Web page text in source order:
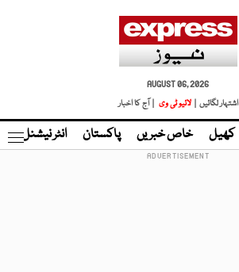
AUGUST 06, 2026
اشتہار لگائیں |
لائیو ٹی وی | آج کا اخبار
کھیل خاص خبریں پاکستان انٹر نیشنل